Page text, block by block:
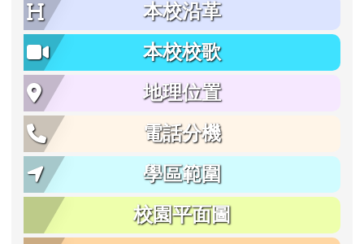
本校沿革
本校校歌
地理位置
電話分機
學區範圍
校園平面圖